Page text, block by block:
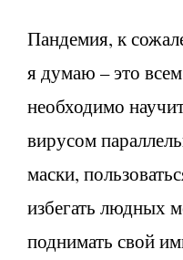
Пандемия, к
я думаю – это
необходимо
вирусом
маски,
избегать людных
поднимать свой